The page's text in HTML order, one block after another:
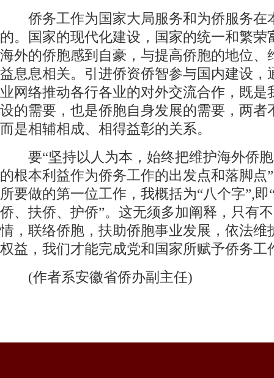
侨务工作为国家大局服务和为侨服务在
的。国家的现代化建设，国家的统一和繁荣
海外的侨胞感到自豪，与提高侨胞的地位、
益息息相关。引进侨资侨智参与国内建设，
业网络推动各行各业的对外交流合作，既是
设的需要，也是侨胞自身发展的需要，两者
而是相辅相成、相得益彰的关系。
要“坚持以人为本，始终把维护海外侨胞
的根本利益作为侨务工作的出发点和落脚点
所要做的第一位工作，我概括为“八个字”,即
侨、扶侨、护侨”。这无须多加阐释，只有
情，联络侨胞，扶助侨胞事业发展，依法维
权益，我们才能完成党和国家所赋予侨务工
(作者系安徽省侨办副主任)